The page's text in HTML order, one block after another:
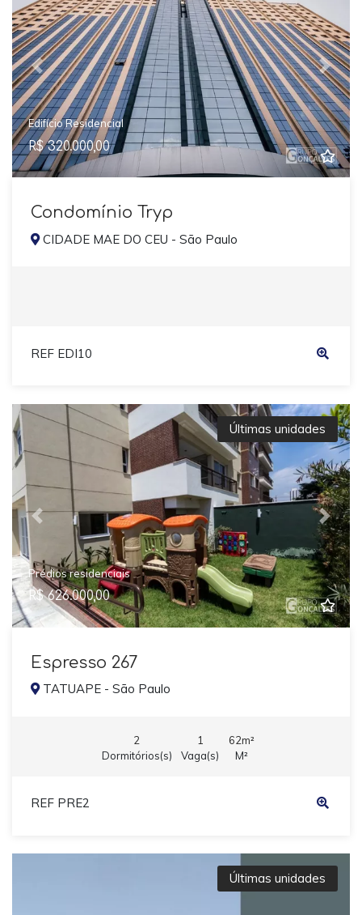
Previous Next
Edifício Residencial
R$ 320.000,00
Condomínio Tryp
CIDADE MAE DO CEU - São Paulo
REF EDI10
Previous Next
Últimas unidades
Prédios residenciais
R$ 626.000,00
Espresso 267
TATUAPE - São Paulo
2
Dormitórios(s)
1
Vaga(s)
62m²
M²
REF PRE2
Últimas unidades